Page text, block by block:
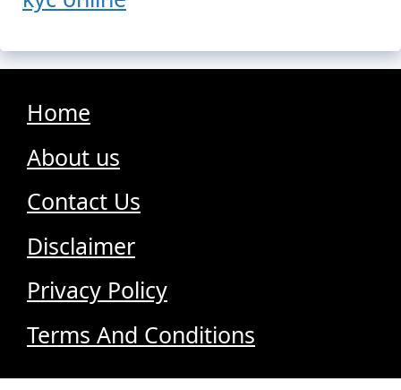
Home
About us
Contact Us
Disclaimer
Privacy Policy
Terms And Conditions